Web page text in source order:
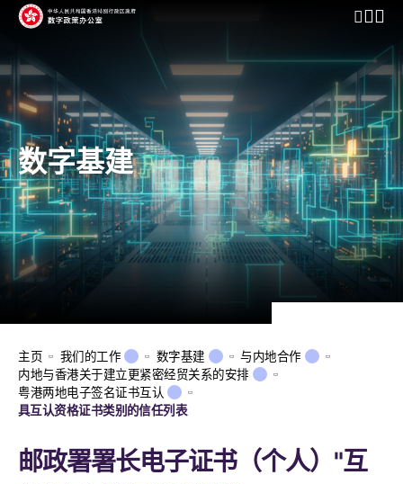
开启行
数字基建
主页 我们的工作 数字基建
与内地合作
内地与香港关于建立更紧密经贸关系的安排
粤港两地电子签名证书互认
具互认资格证书类别的信任列表
邮政署署长电子证书（个人）"互